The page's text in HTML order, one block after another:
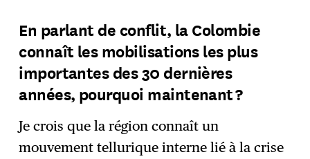
En parlant de conflit, la Colombie
connaît les mobilisations les plus
importantes des 30 dernières
années, pourquoi maintenant ?
Je crois que la région connaît un
mouvement tellurique interne lié à la crise